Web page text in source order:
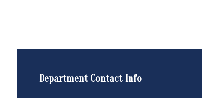
Department Contact Info